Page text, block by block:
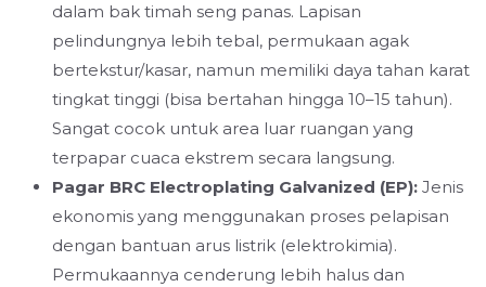
dalam bak timah seng panas. Lapisan
pelindungnya lebih tebal, permukaan agak
bertekstur/kasar, namun memiliki daya tahan karat
tingkat tinggi (bisa bertahan hingga 10–15 tahun).
Sangat cocok untuk area luar ruangan yang
terpapar cuaca ekstrem secara langsung.
Pagar BRC Electroplating Galvanized (EP): Jenis
ekonomis yang menggunakan proses pelapisan
dengan bantuan arus listrik (elektrokimia).
Permukaannya cenderung lebih halus dan